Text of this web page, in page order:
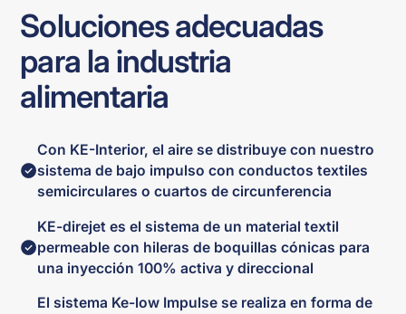
Soluciones adecuadas
para la industria
alimentaria
Con KE-Interior, el aire se distribuye con nuestro
sistema de bajo impulso con conductos textiles
semicirculares o cuartos de circunferencia
KE-direjet es el sistema de un material textil
permeable con hileras de boquillas cónicas para
una inyección 100% activa y direccional
El sistema Ke-low Impulse se realiza en forma de